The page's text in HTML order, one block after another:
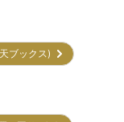
天ブックス)